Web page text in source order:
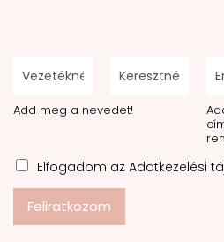
Add meg a nevedet!
Elfogadom az Adatkezelési
Feliratkozom